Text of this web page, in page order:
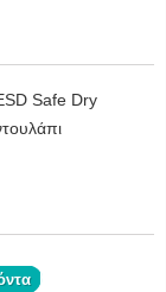
Safe Dry